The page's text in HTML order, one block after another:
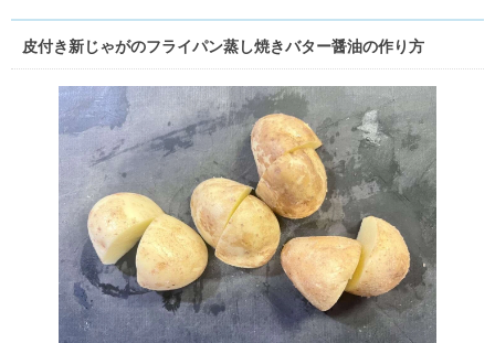
皮付き新じゃがのフライパン蒸し焼きバター醤油の作り方